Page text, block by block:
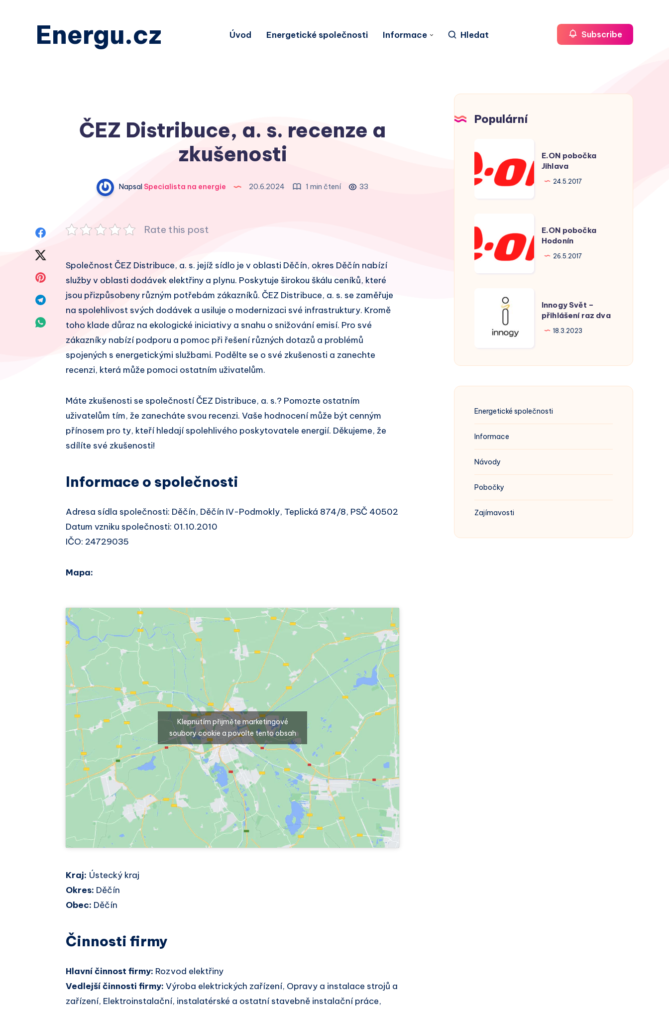
Energu.cz Úvod Energetické společnosti Informace Hledat Subscribe
ČEZ Distribuce, a. s. recenze a
zkušenosti
Napsal Specialista na energie 20.6.2024 1 min čtení 33
Sdílet
Facebook
Twitter
Sdílet
Pinterest
Sdílet
Telegram
Sdílet
Whatsapp
Rate this post
Společnost ČEZ Distribuce, a. s. jejíž sídlo je v oblasti Děčín, okres Děčín nabízí
služby v oblasti dodávek elektřiny a plynu. Poskytuje širokou škálu ceníků, které
jsou přizpůsobeny různým potřebám zákazníků. ČEZ Distribuce, a. s. se zaměřuje
na spolehlivost svých dodávek a usiluje o modernizaci své infrastruktury. Kromě
toho klade důraz na ekologické iniciativy a snahu o snižování emisí. Pro své
zákazníky nabízí podporu a pomoc při řešení různých dotazů a problémů
spojených s energetickými službami. Podělte se o své zkušenosti a zanechte
recenzi, která může pomoci ostatním uživatelům.
Máte zkušenosti se společností ČEZ Distribuce, a. s.? Pomozte ostatním
uživatelům tím, že zanecháte svou recenzi. Vaše hodnocení může být cenným
přínosem pro ty, kteří hledají spolehlivého poskytovatele energií. Děkujeme, že
sdílíte své zkušenosti!
Informace o společnosti
Adresa sídla společnosti: Děčín, Děčín IV-Podmokly, Teplická 874/8, PSČ 40502
Datum vzniku společnosti: 01.10.2010
IČO: 24729035
Mapa:
Klepnutím přijměte marketingové
soubory cookie a povolte tento obsah
Kraj: Ústecký kraj
Okres: Děčín
Obec: Děčín
Činnosti firmy
Hlavní činnost firmy: Rozvod elektřiny
Vedlejší činnosti firmy: Výroba elektrických zařízení, Opravy a instalace strojů a
zařízení, Elektroinstalační, instalatérské a ostatní stavebně instalační práce,
Populární
pobočka
Jihlava
E.ON pobočka
Jihlava
24.5.2017
pobočka
Hodonín
E.ON pobočka
Hodonín
26.5.2017
přihlášení
dva
Innogy Svět –
přihlášení raz dva
18.3.2023
Energetické společnosti
Informace
Návody
Pobočky
Zajímavosti